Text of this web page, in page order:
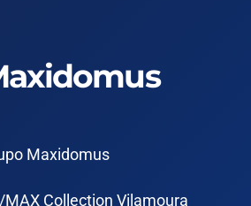
Maxidomus
MAX Collection Vilamoura